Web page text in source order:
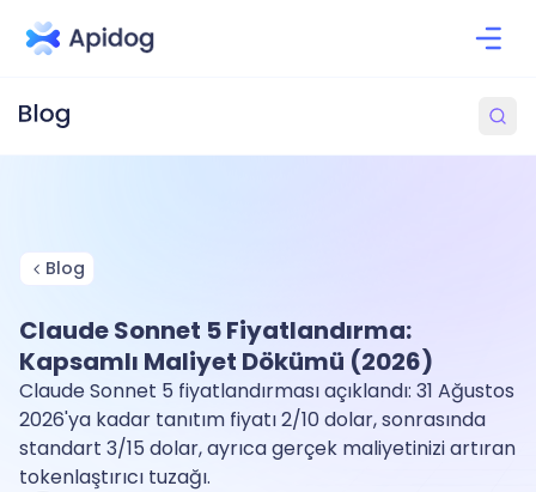
Blog
Claude Sonnet 5 Fiyatlandırma:
Kapsamlı Maliyet Dökümü (2026)
Claude Sonnet 5 fiyatlandırması açıklandı: 31 Ağustos
2026'ya kadar tanıtım fiyatı 2/10 dolar, sonrasında
standart 3/15 dolar, ayrıca gerçek maliyetinizi artıran
tokenlaştırıcı tuzağı.